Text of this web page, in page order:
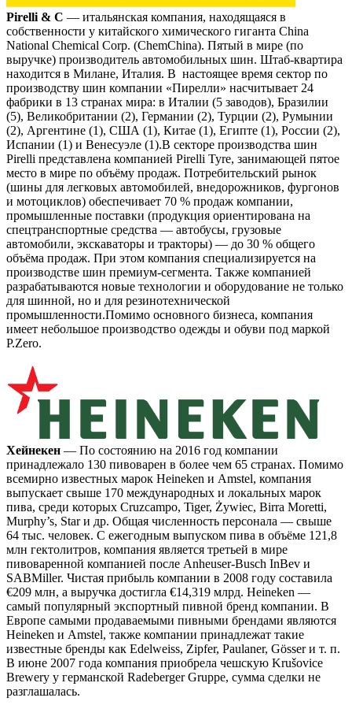
Pirelli & C — итальянская компания, находящаяся в
собственности у китайского химического гиганта China
National Chemical Corp. (ChemChina). Пятый в мире (по
выручке) производитель автомобильных шин. Штаб-квартира
находится в Милане, Италия. В настоящее время сектор по
производству шин компании «Пирелли» насчитывает 24
фабрики в 13 странах мира: в Италии (5 заводов), Бразилии
(5), Великобритании (2), Германии (2), Турции (2), Румынии
(2), Аргентине (1), США (1), Китае (1), Египте (1), России (2),
Испании (1) и Венесуэле (1).В секторе производства шин
Pirelli представлена компанией Pirelli Tyre, занимающей пятое
место в мире по объёму продаж. Потребительский рынок
(шины для легковых автомобилей, внедорожников, фургонов
и мотоциклов) обеспечивает 70 % продаж компании,
промышленные поставки (продукция ориентирована на
спецтранспортные средства — автобусы, грузовые
автомобили, экскаваторы и тракторы) — до 30 % общего
объёма продаж. При этом компания специализируется на
производстве шин премиум-сегмента. Также компанией
разрабатываются новые технологии и оборудование не только
для шинной, но и для резинотехнической
промышленности.Помимо основного бизнеса, компания
имеет небольшое производство одежды и обуви под маркой
P.Zerо.
Хейнекен — По состоянию на 2016 год компании
принадлежало 130 пивоварен в более чем 65 странах. Помимо
всемирно известных марок Heineken и Amstel, компания
выпускает свыше 170 международных и локальных марок
пива, среди которых Cruzcampo, Tiger, Żywiec, Birra Moretti,
Murphy’s, Star и др. Общая численность персонала — свыше
64 тыс. человек. С ежегодным выпуском пива в объёме 121,8
млн гектолитров, компания является третьей в мире
пивоваренной компанией после Anheuser-Busch InBev и
SABMiller. Чистая прибыль компании в 2008 году составила
€209 млн, а выручка достигла €14,319 млрд. Heineken —
самый популярный экспортный пивной бренд компании. В
Европе самыми продаваемыми пивными брендами являются
Heineken и Amstel, также компании принадлежат такие
известные бренды как Edelweiss, Zipfer, Paulaner, Gösser и т. п.
В июне 2007 года компания приобрела чешскую Krušovice
Brewery у германской Radeberger Gruppe, сумма сделки не
разглашалась.